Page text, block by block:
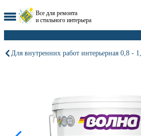
Все для ремонта
и стильного интерьера
Для внутренних работ интерьерная 0,8 -